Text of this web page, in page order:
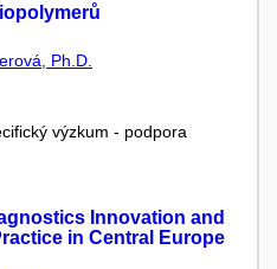
Ph.D.
výzkum - podpora
Innovation and
in Central Europe